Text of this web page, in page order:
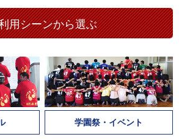
用シーンから選ぶ
学園祭・イベント